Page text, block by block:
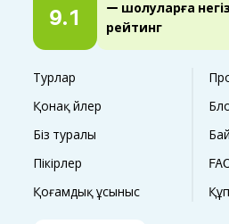
9.1
— шолуларға
рейтинг
Турлар
Қонақ үйлер
Біз туралы
Пікірлер
Қоғамдық ұсыныс